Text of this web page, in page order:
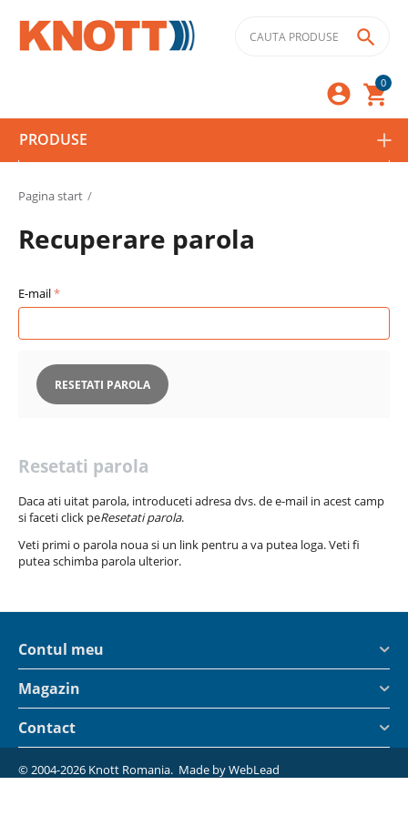
0




PRODUSE
Pagina start /
Recuperare parola
E-mail
RESETATI PAROLA
Resetati parola
Daca ati uitat parola, introduceti adresa dvs. de e-mail in acest camp
si faceti click peResetati parola.
Veti primi o parola noua si un link pentru a va putea loga. Veti fi
putea schimba parola ulterior.
Contul meu
Magazin
Contact
© 2004-2026 Knott Romania. Made byWebLead